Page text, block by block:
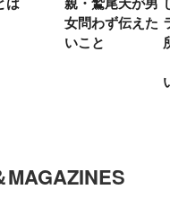
女問わず伝えた
いこと